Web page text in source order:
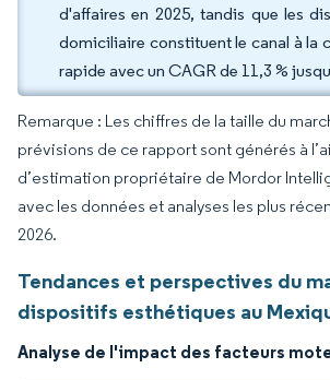
d'affaires en 2025, tandis que les
domiciliaire constituent le canal à la
rapide avec un CAGR de 11,3 %
Remarque : Les chiffres de la taille du
prévisions de ce rapport sont générés à
d’estimation propriétaire de Mordor
avec les données et analyses les plus
2026.
Tendances et perspectives du
dispositifs esthétiques au
Analyse de l'impact des facteurs